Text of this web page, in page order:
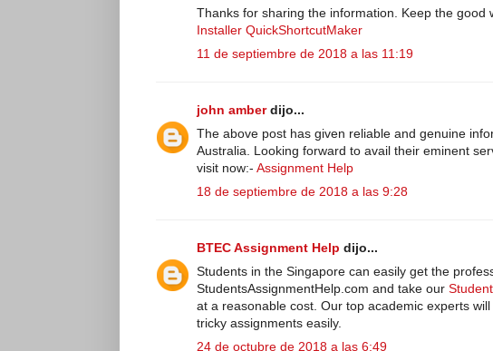
Thanks for sharing the information. Keep the good
Installer QuickShortcutMaker
11 de septiembre de 2018 a las 11:19
john amberdijo...
The above post has given reliable and genuine
Australia. Looking forward to avail their eminent
visit now:- Assignment Help
18 de septiembre de 2018 a las 9:28
BTEC Assignment Help dijo...
Students in the Singapore can easily get the
StudentsAssignmentHelp.com and take our
at a reasonable cost. Our top academic experts
tricky assignments easily.
24 de octubre de 2018 a las 6:49